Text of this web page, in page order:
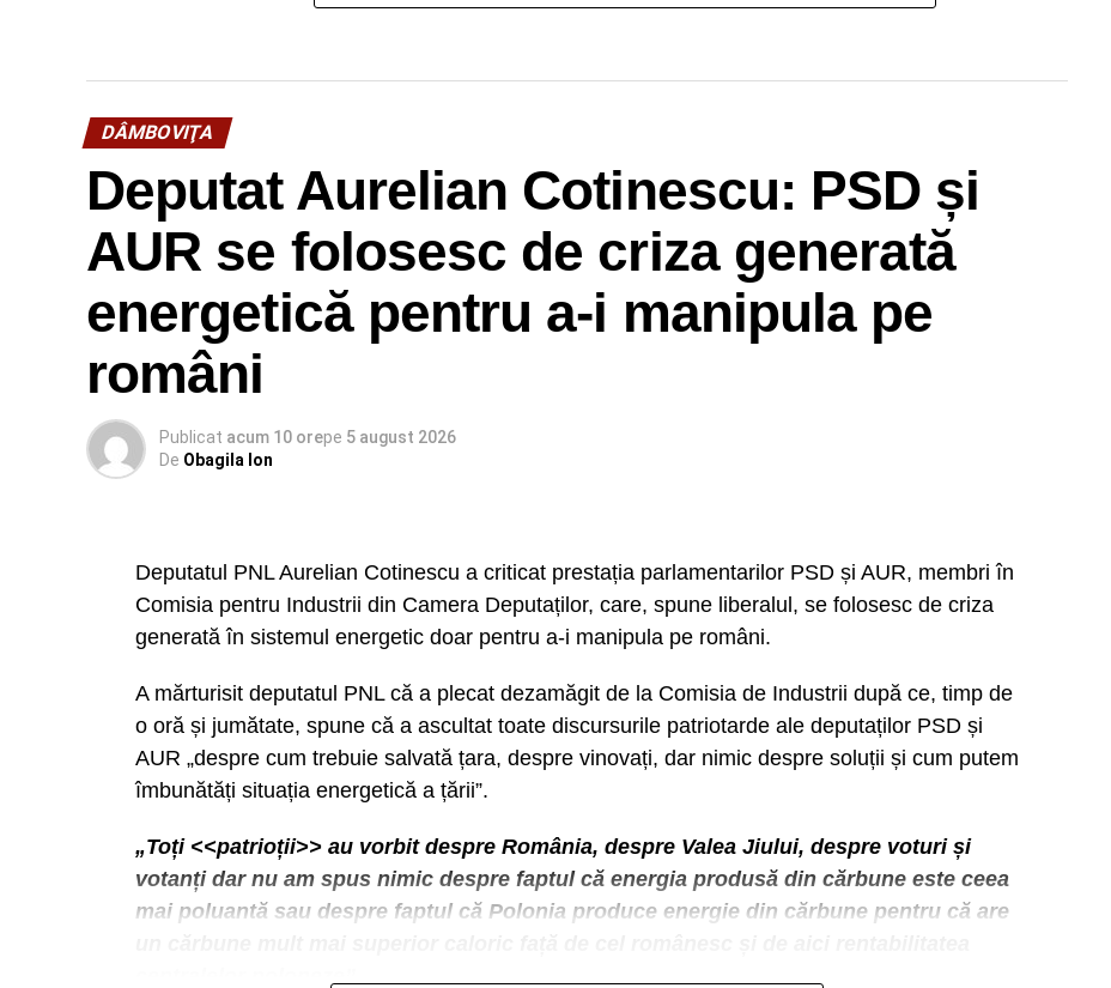
DÂMBOVIŢA
Deputat Aurelian Cotinescu: PSD și
AUR se folosesc de criza generată
energetică pentru a-i manipula pe
români
Publicat acum 10 orepe 5 august 2026
De Obagila Ion
Deputatul PNL Aurelian Cotinescu a criticat prestația parlamentarilor PSD și AUR, membri în
Comisia pentru Industrii din Camera Deputaților, care, spune liberalul, se folosesc de criza
generată în sistemul energetic doar pentru a-i manipula pe români.
A mărturisit deputatul PNL că a plecat dezamăgit de la Comisia de Industrii după ce, timp de
o oră și jumătate, spune că a ascultat toate discursurile patriotarde ale deputaților PSD și
AUR „despre cum trebuie salvată țara, despre vinovați, dar nimic despre soluții și cum putem
îmbunătăți situația energetică a țării”.
„Toți <<patrioții>> au vorbit despre România, despre Valea Jiului, despre voturi și
votanți dar nu am spus nimic despre faptul că energia produsă din cărbune este ceea
mai poluantă sau despre faptul că Polonia produce energie din cărbune pentru că are